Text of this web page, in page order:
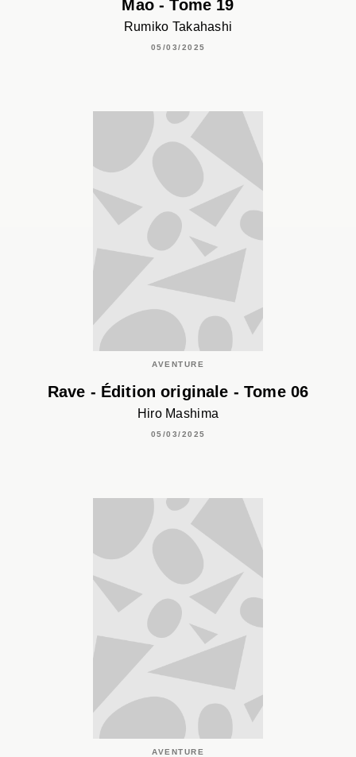
Mao - Tome 19
Rumiko Takahashi
05/03/2025
AVENTURE
Rave - Édition originale - Tome 06
Hiro Mashima
05/03/2025
AVENTURE